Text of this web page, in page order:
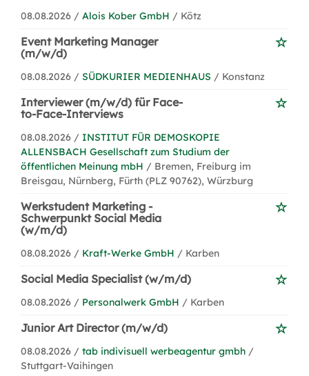
08.08.2026 / Alois Kober GmbH / Kötz
Event Marketing Manager
(m/w/d)
08.08.2026 / SÜDKURIER MEDIENHAUS / Konstanz
Interviewer (m/w/d) für Face-
to-Face-Interviews
08.08.2026 / INSTITUT FÜR DEMOSKOPIE
ALLENSBACH Gesellschaft zum Studium der
öffentlichen Meinung mbH / Bremen, Freiburg im
Breisgau, Nürnberg, Fürth (PLZ 90762), Würzburg
Werkstudent Marketing -
Schwerpunkt Social Media
(w/m/d)
08.08.2026 / Kraft-Werke GmbH / Karben
Social Media Specialist (w/m/d)
08.08.2026 / Personalwerk GmbH / Karben
Junior Art Director (m/w/d)
08.08.2026 / tab indivisuell werbeagentur gmbh /
Stuttgart-Vaihingen